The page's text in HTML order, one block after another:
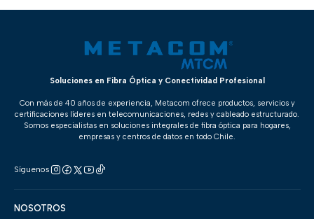
Soluciones en Fibra Óptica y Conectividad Profesional
Con más de 40 años de experiencia, Metacom ofrece productos, servicios y
certificaciones líderes en telecomunicaciones, redes y cableado estructurado.
Somos especialistas en soluciones integrales de fibra óptica para hogares,
empresas y centros de datos en todo Chile.
Síguenos
NOSOTROS